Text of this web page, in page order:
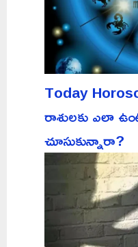
Today
రాశులకు ఎలా
చూసుకున్నారా?